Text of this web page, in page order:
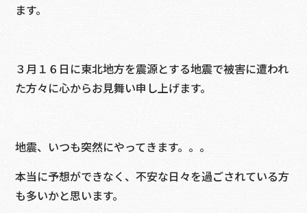
ます。
３月１６日に東北地方を震源とする地震で被害に遭われ
た方々に心からお見舞い申し上げます。
地震、いつも突然にやってきます。。。
本当に予想ができなく、不安な日々を過ごされている方
も多いかと思います。